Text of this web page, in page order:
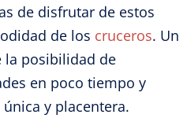
de disfrutar de estos
de los cruceros. Un
la posibilidad de
en poco tiempo y
y placentera.